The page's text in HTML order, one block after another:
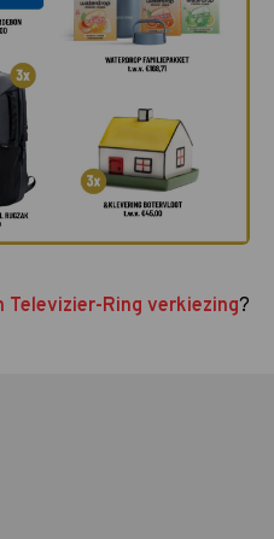
Televizier-Ring verkiezing?